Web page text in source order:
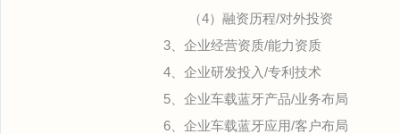
（4）融资历程/对外投资
3、企业经营资质/能力资质
4、企业研发投入/专利技术
5、企业车载蓝牙产品/业务布局
6、企业车载蓝牙应用/客户布局